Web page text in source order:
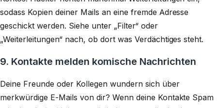
sodass Kopien deiner Mails an eine fremde Adresse
geschickt werden. Siehe unter „Filter“ oder
„Weiterleitungen“ nach, ob dort was Verdächtiges steht.
9. Kontakte melden komische Nachrichten
Deine Freunde oder Kollegen wundern sich über
merkwürdige E-Mails von dir? Wenn deine Kontakte Spam